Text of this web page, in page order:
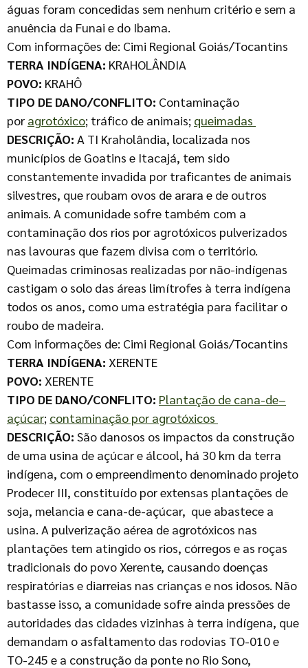
águas foram concedidas sem nenhum critério e sem a
anuência da Funai e do Ibama.
Com informações de: Cimi Regional Goiás/Tocantins
TERRA INDÍGENA: KRAHOLÂNDIA
POVO: KRAHÔ
TIPO DE DANO/CONFLITO: Contaminação
por agrotóxico; tráfico de animais; queimadas
DESCRIÇÃO: A TI Kraholândia, localizada nos
municípios de Goatins e Itacajá, tem sido
constantemente invadida por traficantes de animais
silvestres, que roubam ovos de arara e de outros
animais. A comunidade sofre também com a
contaminação dos rios por agrotóxicos pulverizados
nas lavouras que fazem divisa com o território.
Queimadas criminosas realizadas por não-indígenas
castigam o solo das áreas limítrofes à terra indígena
todos os anos, como uma estratégia para facilitar o
roubo de madeira.
Com informações de: Cimi Regional Goiás/Tocantins
TERRA INDÍGENA: XERENTE
POVO: XERENTE
TIPO DE DANO/CONFLITO: Plantação de cana-de–
açúcar; contaminação por agrotóxicos
DESCRIÇÃO: São danosos os impactos da construção
de uma usina de açúcar e álcool, há 30 km da terra
indígena, com o empreendimento denominado projeto
Prodecer III, constituído por extensas plantações de
soja, melancia e cana-de-açúcar, que abastece a
usina. A pulverização aérea de agrotóxicos nas
plantações tem atingido os rios, córregos e as roças
tradicionais do povo Xerente, causando doenças
respiratórias e diarreias nas crianças e nos idosos. Não
bastasse isso, a comunidade sofre ainda pressões de
autoridades das cidades vizinhas à terra indígena, que
demandam o asfaltamento das rodovias TO-010 e
TO-245 e a construção da ponte no Rio Sono,